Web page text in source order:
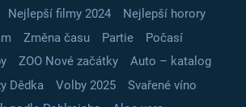
Nejlepší filmy 2024
Nejlepší horory
Změna času Partie
Počasí
ZOO Nové začátky
Auto – katalog
Dědka
Volby 2025
Svařené víno